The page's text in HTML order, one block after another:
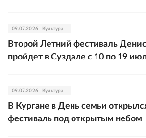
09.07.2026 Культура
Второй Летний фестиваль
пройдет в Суздале с 10 по 19
09.07.2026 Культура
В Кургане в День семьи
фестиваль под открытым небом